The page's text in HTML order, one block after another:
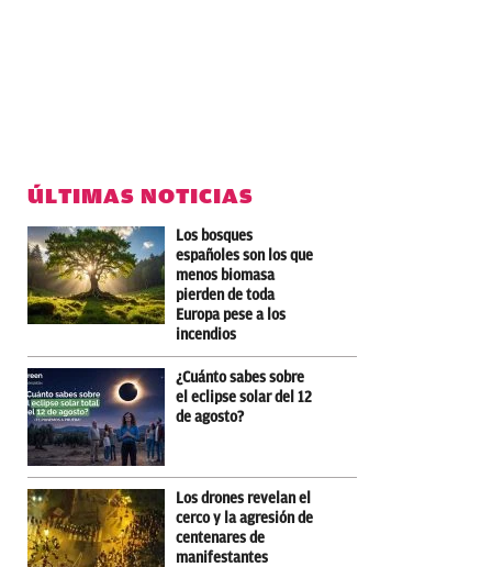
ÚLTIMAS NOTICIAS
Los bosques
españoles son los que
menos biomasa
pierden de toda
Europa pese a los
incendios
¿Cuánto sabes sobre
el eclipse solar del 12
de agosto?
Los drones revelan el
cerco y la agresión de
centenares de
manifestantes